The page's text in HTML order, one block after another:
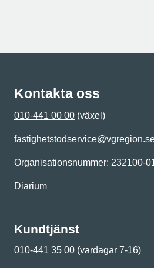
Kontakta oss
010-441 00 00 (växel)
Organisationsnummer: 232100-
Diarium
Kundtjänst
010-441 35 00 (vardagar 7-16)